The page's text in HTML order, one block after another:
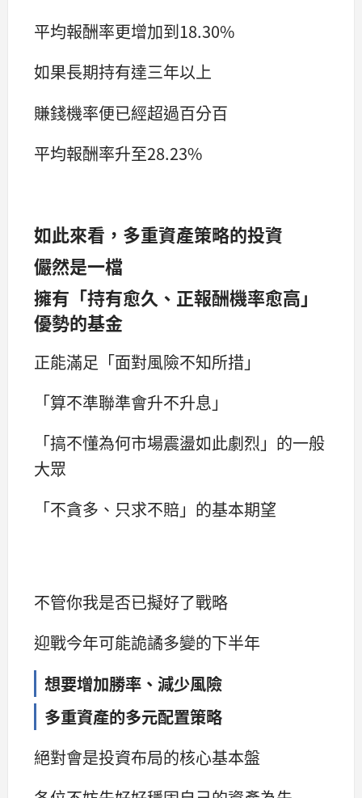
平均報酬率更增加到18.30%
如果長期持有達三年以上
賺錢機率便已經超過百分百
平均報酬率升至28.23%
如此來看，多重資產策略的投資
儼然是一檔
擁有「持有愈久、正報酬機率愈高」
優勢的基金
正能滿足「面對風險不知所措」
「算不準聯準會升不升息」
「搞不懂為何市場震盪如此劇烈」的一般
大眾
「不貪多、只求不賠」的基本期望
不管你我是否已擬好了戰略
迎戰今年可能詭譎多變的下半年
想要增加勝率、減少風險
多重資產的多元配置策略
絕對會是投資布局的核心基本盤